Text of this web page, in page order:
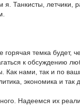
Танкисты, летчики,
темка будет,
к обсуждению
Как нами, так и по
экономика и так
Надеемся их